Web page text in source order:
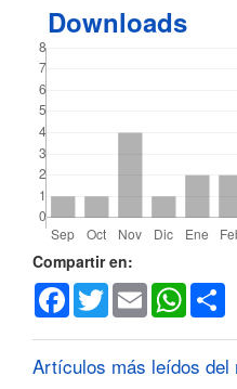
del
artículo
Downloads
Detalles
del
artículo
Compartir en:
Facebook
Twitter Email
Artículos más leídos del